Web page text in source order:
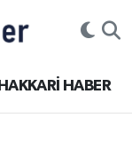
HAKKARİ HABER